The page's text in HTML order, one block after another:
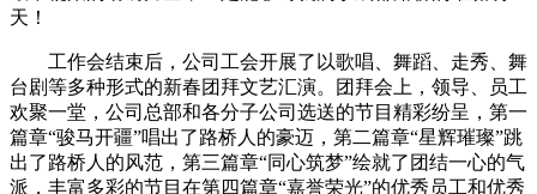
天！
工作会结束后，公司工会开展了以歌唱、舞蹈、走秀、舞
台剧等多种形式的新春团拜文艺汇演。团拜会上，领导、员工
欢聚一堂，公司总部和各分子公司选送的节目精彩纷呈，第一
篇章“骏马开疆”唱出了路桥人的豪迈，第二篇章“星辉璀璨”跳
出了路桥人的风范，第三篇章“同心筑梦”绘就了团结一心的气
派，丰富多彩的节目在第四篇章“嘉誉荣光”的优秀员工和优秀